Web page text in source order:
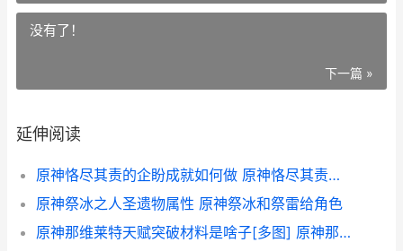
没有了！
下一篇 »
延伸阅读
原神恪尽其责的企盼成就如何做 原神恪尽其责的句子
原神祭冰之人圣遗物属性 原神祭冰和祭雷给角色
原神那维莱特天赋突破材料是啥子[多图] 原神那维莱特天赋